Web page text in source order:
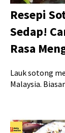
Resepi
Sedap!
Rasa
Lauk sotong
Malaysia.